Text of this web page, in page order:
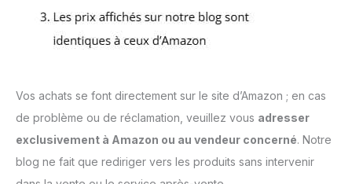
Vos achats se font directement sur le site d’Amazon ; en cas
de problème ou de réclamation, veuillez vous adresser
exclusivement à Amazon ou au vendeur concerné. Notre
blog ne fait que rediriger vers les produits sans intervenir